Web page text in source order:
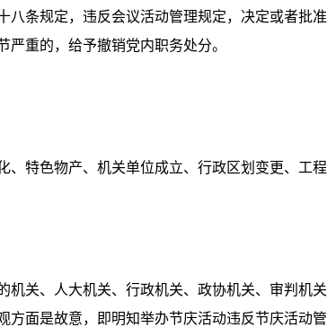
条规定，违反会议活动管理规定，决定或者批
重的，给予撤销党内职务处分。
色物产、机关单位成立、行政区划变更、工程
关、人大机关、行政机关、政协机关、审判机
方面是故意，即明知举办节庆活动违反节庆活动